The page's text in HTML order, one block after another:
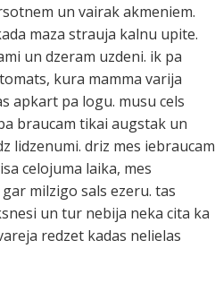
un vairak akmeniem.
maza strauja kalnu upite.
un dzeram uzdeni. ik pa
kura mamma varija
apkart pa logu. musu cels
braucam tikai augstak un
lidzenumi. driz mes iebraucam
celojuma laika, mes
milzigo sals ezeru. tas
un tur nebija neka cita ka
redzet kadas nelielas